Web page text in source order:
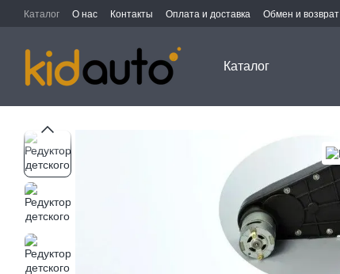
Перейти к основному контенту
Каталог О нас Контакты Оплата и доставка Обмен и возврат
Каталог